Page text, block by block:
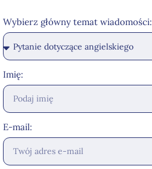
Wybierz główny temat wiadomości:
Imię:
E-mail: